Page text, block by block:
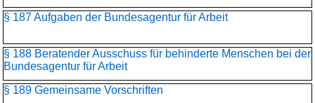
§ 187 Aufgaben der Bundesagentur für Arbeit
§ 188 Beratender Ausschuss für behinderte Menschen bei der
Bundesagentur für Arbeit
§ 189 Gemeinsame Vorschriften